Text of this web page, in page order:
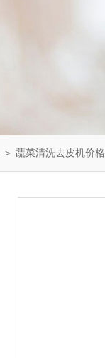
＞ 蔬菜清洗去皮机价格